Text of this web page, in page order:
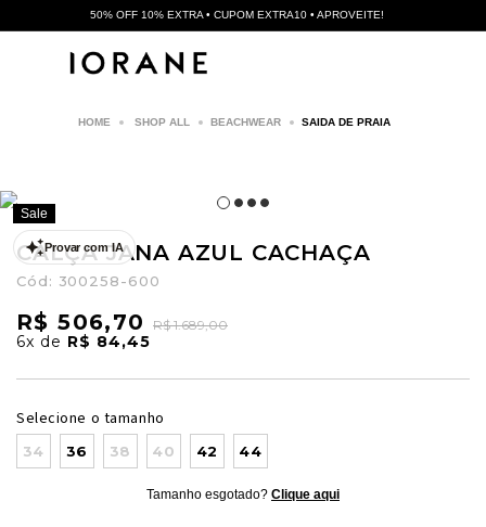
50% OFF 10% EXTRA • CUPOM EXTRA10 • APROVEITE!
SHOP ALL BEACHWEAR SAIDA DE PRAIA
Provar com IA
Sale
CALÇA JANA AZUL CACHAÇA
Cód: 300258-600
R$ 506,70 R$ 1.689,00
6x de R$ 84,45
Selecione o tamanho
34 36 38 40 42 44
Tamanho esgotado? Clique aqui